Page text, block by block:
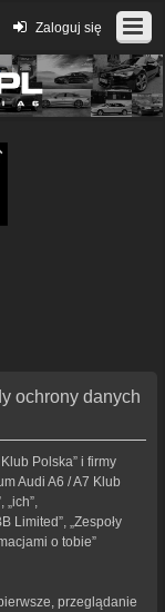
Zaloguj się
ochrony danych
Polska” i firmy
Audi A6 / A7 Klub
„ich”,
Limited”, „Zespoły
o tobie”
przeglądanie